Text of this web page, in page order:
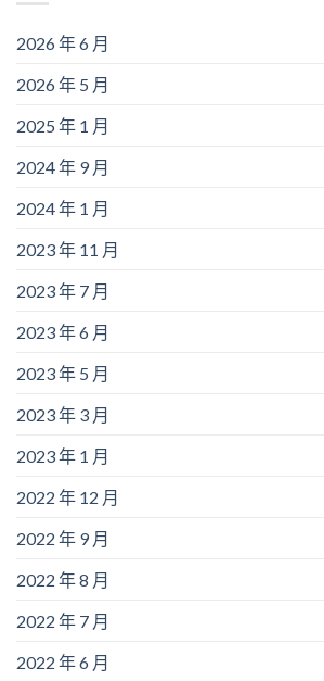
2026 年 6 月
2026 年 5 月
2025 年 1 月
2024 年 9 月
2024 年 1 月
2023 年 11 月
2023 年 7 月
2023 年 6 月
2023 年 5 月
2023 年 3 月
2023 年 1 月
2022 年 12 月
2022 年 9 月
2022 年 8 月
2022 年 7 月
2022 年 6 月